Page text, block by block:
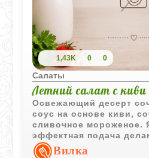
1,43K 0 0
Салаты
Летний салат с киви
Освежающий десерт
соус на основе киви,
сливочное мороженое.
эффектная подача
выбором для тёплого
Вилка